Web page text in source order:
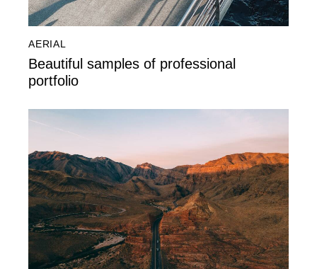
AERIAL
Beautiful samples of professional
portfolio